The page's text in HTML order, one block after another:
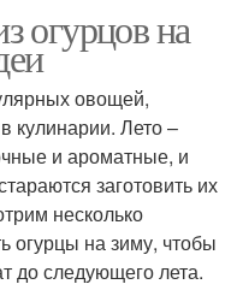
огурцов на
овощей,
кулинарии. Лето –
и ароматные, и
заготовить их
несколько
огурцы на зиму, чтобы
до следующего лета.